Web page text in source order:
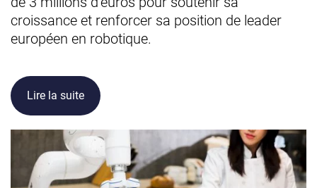
croissance et renforcer sa position de leader
européen en robotique.
Lire la suite